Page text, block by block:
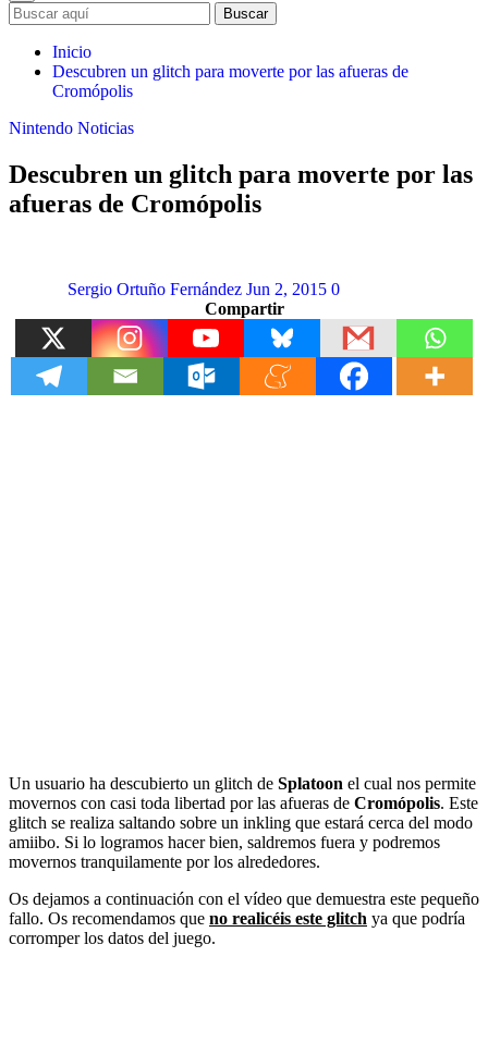
Buscar
Inicio
Descubren un glitch para moverte por las afueras de
Cromópolis
Nintendo Noticias
Descubren un glitch para moverte por las
afueras de Cromópolis
Sergio Ortuño Fernández Jun 2, 2015 0
Compartir
Un usuario ha descubierto un glitch de Splatoon el cual nos permite
movernos con casi toda libertad por las afueras de Cromópolis. Este
glitch se realiza saltando sobre un inkling que estará cerca del modo
amiibo. Si lo logramos hacer bien, saldremos fuera y podremos
movernos tranquilamente por los alrededores.
Os dejamos a continuación con el vídeo que demuestra este pequeño
fallo. Os recomendamos que no realicéis este glitch ya que podría
corromper los datos del juego.